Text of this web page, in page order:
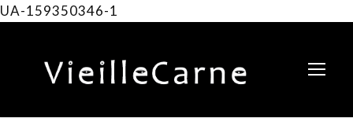
UA-159350346-1